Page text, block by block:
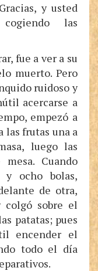
y usted
las
fue a ver a su
muerto. Pero
ruidoso y
acercarse a
empezó a
las frutas una a
luego las
Cuando
y ocho bolas,
de otra,
colgó sobre el
patatas; pues
encender el
todo el día